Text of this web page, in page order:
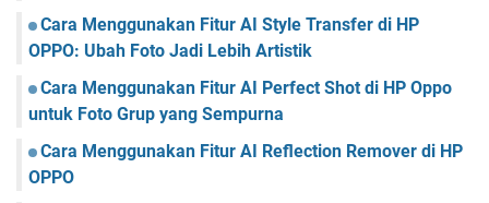
Cara Menggunakan Fitur AI Style Transfer di HP
OPPO: Ubah Foto Jadi Lebih Artistik
Cara Menggunakan Fitur AI Perfect Shot di HP Oppo
untuk Foto Grup yang Sempurna
Cara Menggunakan Fitur AI Reflection Remover di HP
OPPO